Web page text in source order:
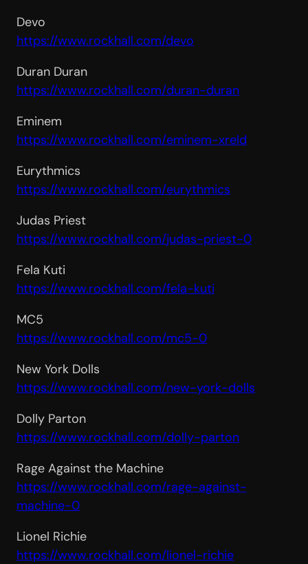
Devo
https://www.rockhall.com/devo
Duran Duran
https://www.rockhall.com/duran-duran
Eminem
https://www.rockhall.com/eminem-xreld
Eurythmics
https://www.rockhall.com/eurythmics
Judas Priest
https://www.rockhall.com/judas-priest-0
Fela Kuti
https://www.rockhall.com/fela-kuti
MC5
https://www.rockhall.com/mc5-0
New York Dolls
https://www.rockhall.com/new-york-dolls
Dolly Parton
https://www.rockhall.com/dolly-parton
Rage Against the Machine
https://www.rockhall.com/rage-against-
machine-0
Lionel Richie
https://www.rockhall.com/lionel-richie